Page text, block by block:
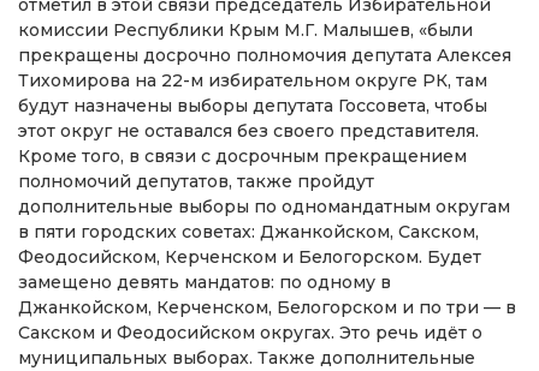
отметил в этой связи председатель Избирательной
комиссии Республики Крым М.Г. Малышев, «были
прекращены досрочно полномочия депутата Алексея
Тихомирова на 22-м избирательном округе РК, там
будут назначены выборы депутата Госсовета, чтобы
этот округ не оставался без своего представителя.
Кроме того, в связи с досрочным прекращением
полномочий депутатов, также пройдут
дополнительные выборы по одномандатным округам
в пяти городских советах: Джанкойском, Сакском,
Феодосийском, Керченском и Белогорском. Будет
замещено девять мандатов: по одному в
Джанкойском, Керченском, Белогорском и по три — в
Сакском и Феодосийском округах. Это речь идёт о
муниципальных выборах. Также дополнительные